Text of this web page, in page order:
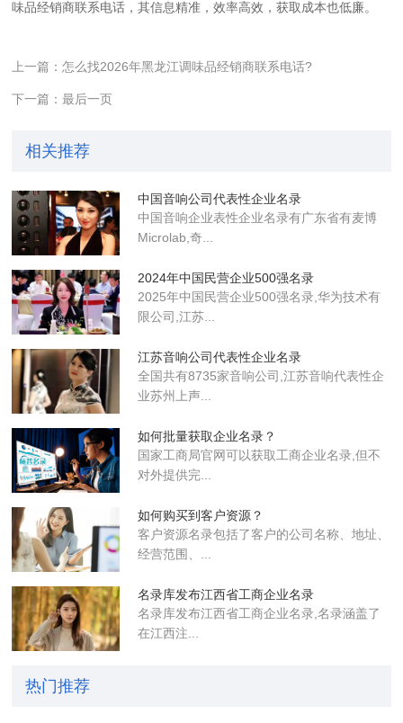
味品经销商联系电话，其信息精准，效率高效，获取成本也低廉。
上一篇：怎么找2026年黑龙江调味品经销商联系电话?
下一篇：最后一页
相关推荐
中国音响公司代表性企业名录
中国音响企业表性企业名录有广东省有麦博
Microlab,奇...
2024年中国民营企业500强名录
2025年中国民营企业500强名录,华为技术有
限公司,江苏...
江苏音响公司代表性企业名录
全国共有8735家音响公司,江苏音响代表性企
业苏州上声...
如何批量获取企业名录？
国家工商局官网可以获取工商企业名录,但不
对外提供完...
如何购买到客户资源？
客户资源名录包括了客户的公司名称、地址、
经营范围、...
名录库发布江西省工商企业名录
名录库​发布江西省工商企业名录,名录涵盖了
在江西注...
热门推荐